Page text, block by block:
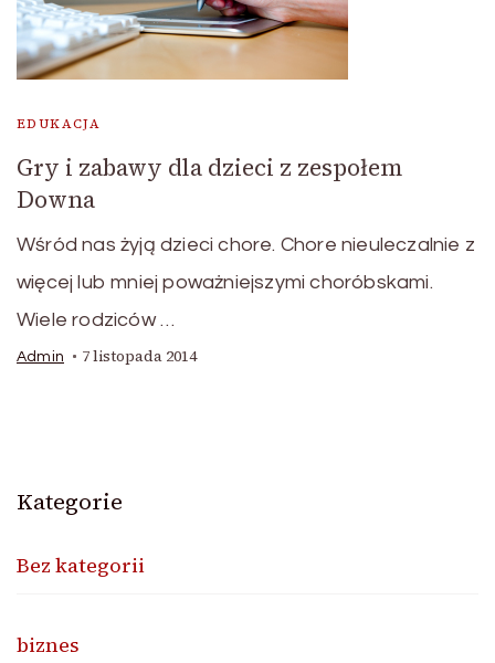
EDUKACJA
Gry i zabawy dla dzieci z zespołem
Downa
Wśród nas żyją dzieci chore. Chore nieuleczalnie z
więcej lub mniej poważniejszymi choróbskami.
Wiele rodziców …
Admin 7 listopada 2014
Kategorie
Bez kategorii
biznes